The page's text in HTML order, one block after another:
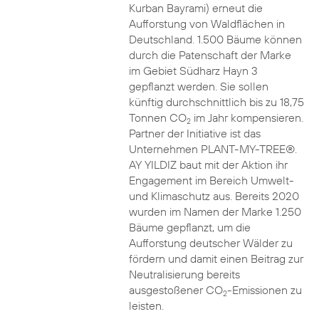
Kurban Bayrami) erneut die
Aufforstung von Waldflächen in
Deutschland. 1.500 Bäume können
durch die Patenschaft der Marke
im Gebiet Südharz Hayn 3
gepflanzt werden. Sie sollen
künftig durchschnittlich bis zu 18,75
Tonnen CO2im Jahr kompensieren.
Partner der Initiative ist das
Unternehmen PLANT-MY-TREE®.
AY YILDIZ baut mit der Aktion ihr
Engagement im Bereich Umwelt-
und Klimaschutz aus. Bereits 2020
wurden im Namen der Marke 1.250
Bäume gepflanzt, um die
Aufforstung deutscher Wälder zu
fördern und damit einen Beitrag zur
Neutralisierung bereits
ausgestoßener CO2-Emissionen zu
leisten.